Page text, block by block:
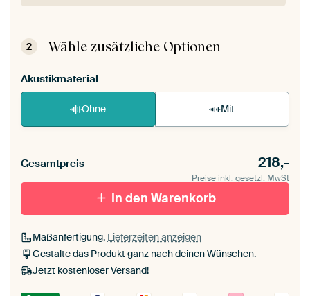
Dein ArtFrame ist im Handumdrehen aufgebaut.
Montageanleitung ansehen
2 Wähle zusätzliche Optionen
Akustikmaterial
Ohne Mit
Gesamtpreis 218,-
Preise inkl. gesetzl. MwSt
In den Warenkorb
Maßanfertigung, Lieferzeiten anzeigen
Gestalte das Produkt ganz nach deinen Wünschen.
Jetzt kostenloser Versand!